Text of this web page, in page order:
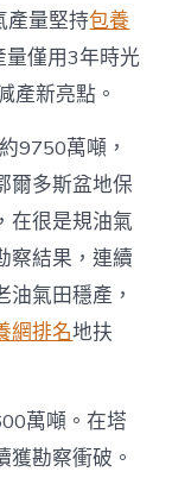
產量堅持包養
僅用3年時光
產新亮點。
9750萬噸，
爾多斯盆地保
在很是規油氣
察結果，連續
氣田穩產，
網排名地扶
萬噸。在塔
勘察衝破。